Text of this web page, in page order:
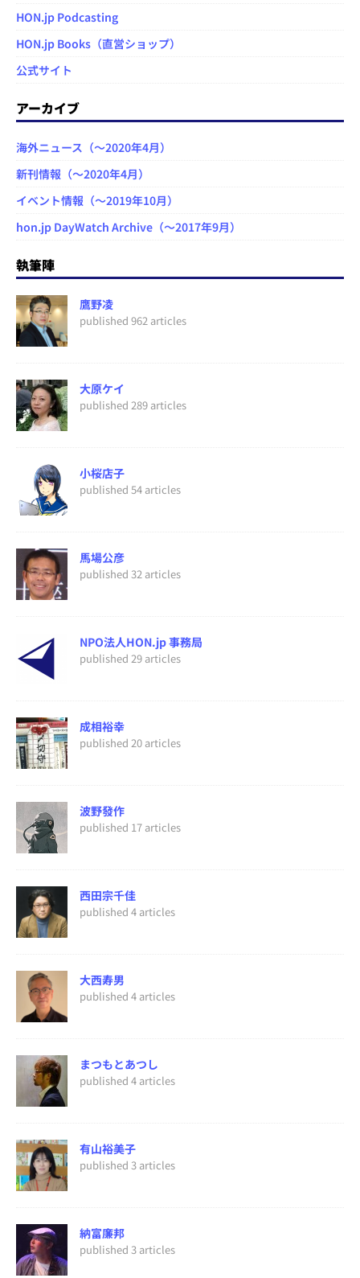
HON.jp Podcasting
HON.jp Books（直営ショップ）
公式サイト
アーカイブ
海外ニュース（～2020年4月）
新刊情報（～2020年4月）
イベント情報（～2019年10月）
hon.jp DayWatch Archive（～2017年9月）
執筆陣
鷹野凌
published 962 articles
大原ケイ
published 289 articles
小桜店子
published 54 articles
馬場公彦
published 32 articles
NPO法人HON.jp 事務局
published 29 articles
成相裕幸
published 20 articles
波野發作
published 17 articles
西田宗千佳
published 4 articles
大西寿男
published 4 articles
まつもとあつし
published 4 articles
有山裕美子
published 3 articles
納富廉邦
published 3 articles